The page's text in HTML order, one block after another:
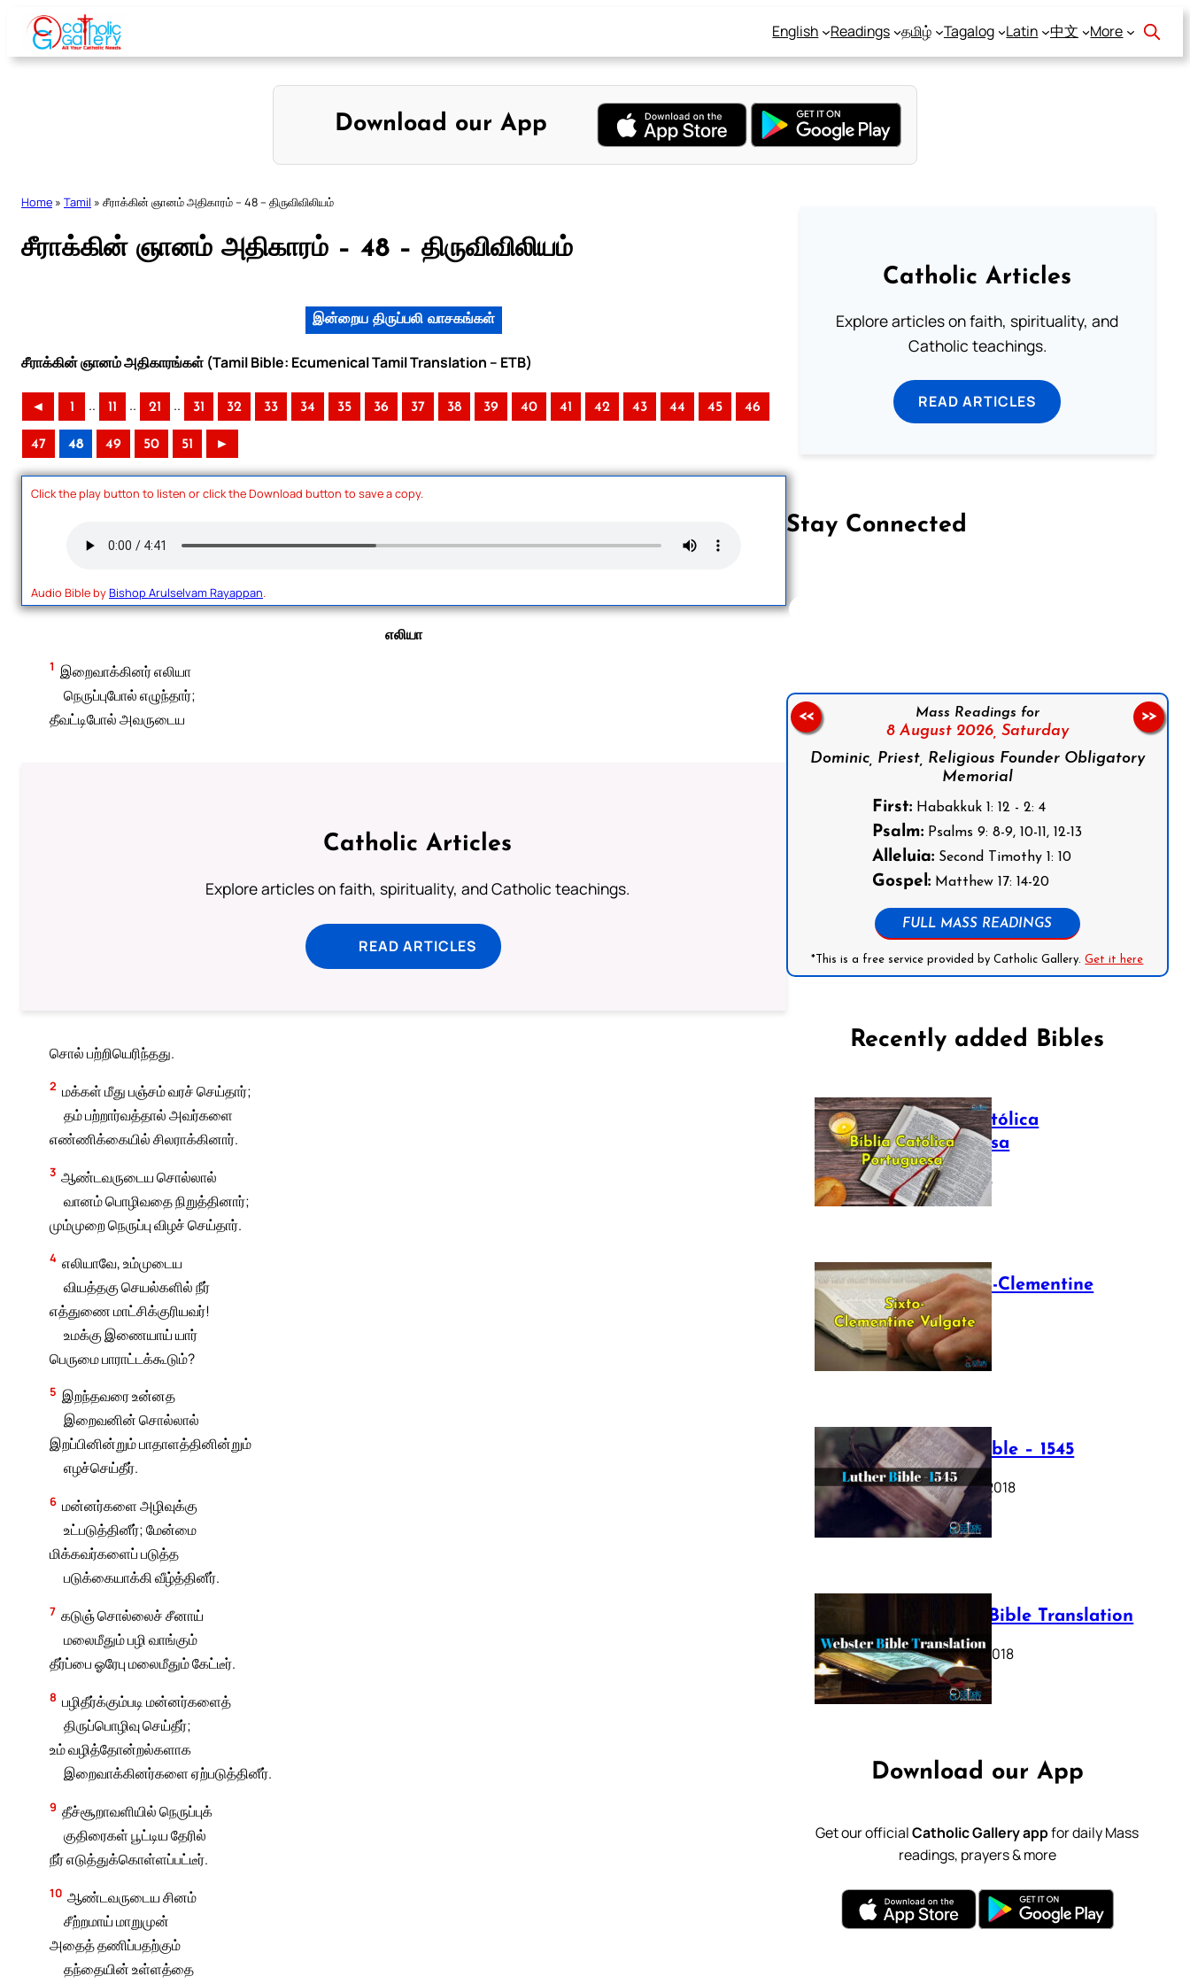
Skip
content
English Readings தமிழ் Tagalog Latin 中文 More
Download our App
Home » Tamil » சீராக்கின் ஞானம் அதிகாரம் – 48 – திருவிவிலியம்
சீராக்கின் ஞானம் அதிகாரம் – 48 – திருவிவிலியம்
இன்றைய திருப்பலி வாசகங்கள்
சீராக்கின் ஞானம் அதிகாரங்கள் (Tamil Bible: Ecumenical Tamil Translation – ETB)
◄ 1 .. 11 .. 21 .. 31 32 33 34 35 36 37 38 39 40 41 42 43 44 45 46
47 48 49 50 51 ►
Click the play button to listen or click the Download button to save a copy.
Audio Bible byBishop Arulselvam Rayappan.
எலியா
1 இறைவாக்கினர் எலியா
நெருப்புபோல் எழுந்தார்;
தீவட்டிபோல் அவருடைய
Catholic Articles
Explore articles on faith, spirituality, and Catholic teachings.
READ ARTICLES
சொல் பற்றியெரிந்தது.
2 மக்கள் மீது பஞ்சம் வரச் செய்தார்;
தம் பற்றார்வத்தால் அவர்களை
எண்ணிக்கையில் சிலராக்கினார்.
3 ஆண்டவருடைய சொல்லால்
வானம் பொழிவதை நிறுத்தினார்;
மும்முறை நெருப்பு விழச் செய்தார்.
4 எலியாவே, உம்முடைய
வியத்தகு செயல்களில் நீர்
எத்துணை மாட்சிக்குரியவர்!
உமக்கு இணையாய் யார்
பெருமை பாராட்டக்கூடும்?
5 இறந்தவரை உன்னத
இறைவனின் சொல்லால்
இறப்பினின்றும் பாதாளத்தினின்றும்
எழச்செய்தீர்.
6 மன்னர்களை அழிவுக்கு
உட்படுத்தினீர்; மேன்மை
மிக்கவர்களைப் படுத்த
படுக்கையாக்கி வீழ்த்தினீர்.
7 கடுஞ் சொல்லைச் சீனாய்
மலைமீதும் பழி வாங்கும்
தீர்ப்பை ஓரேபு மலைமீதும் கேட்டீர்.
8 பழிதீர்க்கும்படி மன்னர்களைத்
திருப்பொழிவு செய்தீர்;
உம் வழித்தோன்றல்களாக
இறைவாக்கினர்களை ஏற்படுத்தினீர்.
9 தீச்சூறாவளியில் நெருப்புக்
குதிரைகள் பூட்டிய தேரில்
நீர் எடுத்துக்கொள்ளப்பட்டீர்.
10 ஆண்டவருடைய சினம்
சீற்றமாய் மாறுமுன்
அதைத் தணிப்பதற்கும்
தந்தையின் உள்ளத்தை
Catholic Articles
Explore articles on faith, spirituality, and
Catholic teachings.
READ ARTICLES
Stay Connected
Follow us on Facebook
Mass Readings for
8 August 2026, Saturday
Dominic, Priest, Religious Founder Obligatory
Memorial
First: Habakkuk 1: 12 - 2: 4
Psalm: Psalms 9: 8-9, 10-11, 12-13
Alleluia: Second Timothy 1: 10
Gospel: Matthew 17: 14-20
FULL MASS READINGS
*This is a free service provided by Catholic Gallery.Get it here
<< >>
Recently added Bibles
Bíblia Católica
Portuguesa
July 16, 2025
The Sixto-Clementine
Vulgate
July 12, 2025
Luther Bible – 1545
October 17, 2018
Webster Bible Translation
October 11, 2018
Download our App
Get our officialCatholic Gallery appfor daily Mass
readings, prayers & more